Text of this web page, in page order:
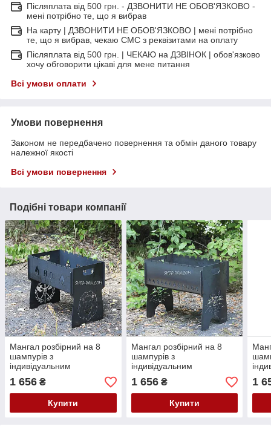
Післяплата від 500 грн. - ДЗВОНИТИ НЕ ОБОВ'ЯЗКОВО -
мені потрібно те, що я вибрав
На карту | ДЗВОНИТИ НЕ ОБОВ'ЯЗКОВО | мені потрібно
те, що я вибрав, чекаю СМС з реквізитами на оплату
Післяплата від 500 грн. | ЧЕКАЮ на ДЗВІНОК | обов'язково
хочу обговорити цікаві для мене питання
Всі умови оплати
Умови повернення
Законом не передбачено повернення та обмін даного товару
належної якості
Всі умови повернення
Подібні товари компанії
Мангал розбірний на 8
шампурів з
індивідуальним
гравіюванням
1 656 ₴
Купити
Мангал розбірний на 8
шампурів з
індивідуальним
гравіюванням
1 656₴
Купити
1